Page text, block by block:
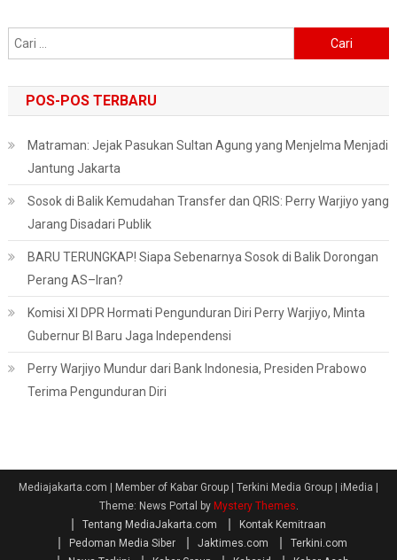
untuk:
POS-POS TERBARU
Matraman: Jejak Pasukan Sultan Agung yang Menjelma Menjadi
Jantung Jakarta
Sosok di Balik Kemudahan Transfer dan QRIS: Perry Warjiyo yang
Jarang Disadari Publik
BARU TERUNGKAP! Siapa Sebenarnya Sosok di Balik Dorongan
Perang AS–Iran?
Komisi XI DPR Hormati Pengunduran Diri Perry Warjiyo, Minta
Gubernur BI Baru Jaga Independensi
Perry Warjiyo Mundur dari Bank Indonesia, Presiden Prabowo
Terima Pengunduran Diri
Mediajakarta.com | Member of Kabar Group | Terkini Media Group | iMedia
Theme: News Portal by Mystery Themes.
Tentang MediaJakarta.com
Kontak Kemitraan
Pedoman Media Siber
Jaktimes.com
Terkini.com